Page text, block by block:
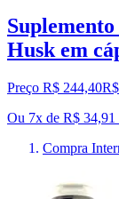
Husk em
Preço R$ 244,40R$
Ou 7x de R$ 34,91
Compra